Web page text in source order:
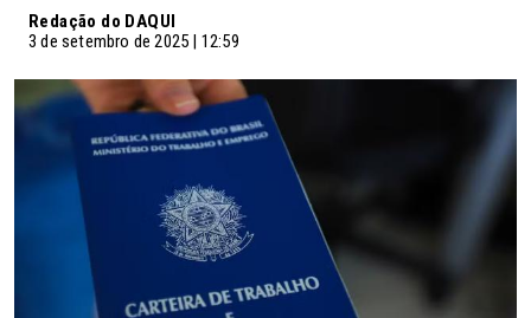
Redação do DAQUI
3 de setembro de 2025 | 12:59